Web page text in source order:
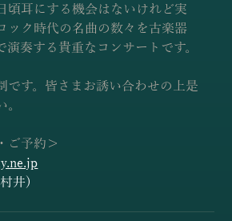
頃耳にする機会はないけれど実
ック時代の名曲の数々を古楽器
演奏する貴重なコンサートです。
です。皆さまお誘い合わせの上是
ご予約＞
井)